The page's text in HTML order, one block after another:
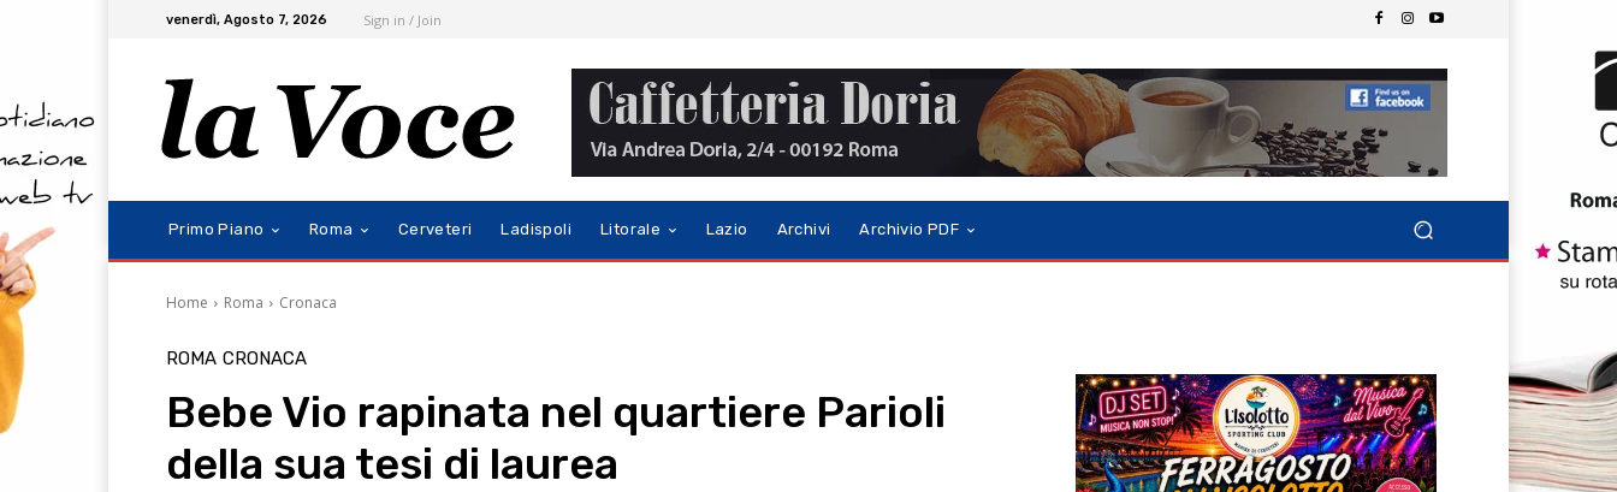
venerdì, Agosto 7, 2026 Sign in / Join
Primo Piano Roma Cerveteri Ladispoli Litorale Lazio Archivi Archivio PDF
Home Roma Cronaca
ROMA CRONACA
Bebe Vio rapinata nel quartiere Parioli
della sua tesi di laurea